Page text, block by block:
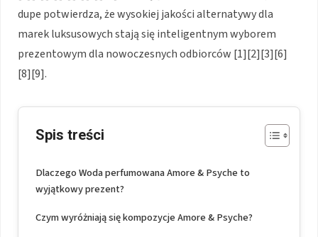
dupe potwierdza, że wysokiej jakości alternatywy dla
marek luksusowych stają się inteligentnym wyborem
prezentowym dla nowoczesnych odbiorców [1][2][3][6]
[8][9].
Spis treści
Dlaczego Woda perfumowana Amore & Psyche to
wyjątkowy prezent?
Czym wyróżniają się kompozycje Amore & Psyche?